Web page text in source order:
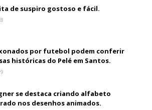
de suspiro gostoso e fácil.
por futebol podem conferir
históricas do Pelé em Santos.
se destaca criando alfabeto
nos desenhos animados.